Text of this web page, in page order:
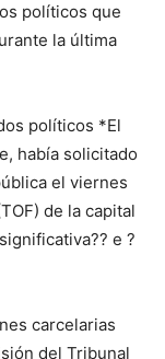
políticos que
la última
políticos *El
había solicitado
el viernes
de la capital
e ?
carcelarias
del Tribunal